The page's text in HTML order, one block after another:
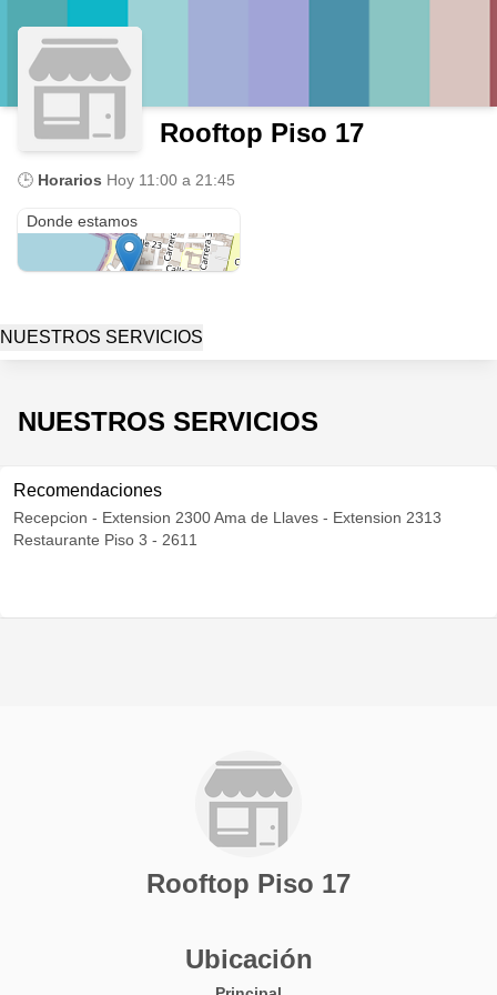
Rooftop Piso 17
🕒 Horarios Hoy 11:00 a 21:45
Donde estamos
NUESTROS SERVICIOS
NUESTROS SERVICIOS
Recomendaciones
Recepcion - Extension 2300 Ama de Llaves - Extension 2313
Restaurante Piso 3 - 2611
Rooftop Piso 17
Ubicación